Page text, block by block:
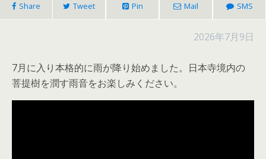
Share Tweet Pin Mail SMS
2026年7月9日
7月に入り本格的に雨が降り始めました。日本寺境内の
菩提樹を潤す雨音をお楽しみください。